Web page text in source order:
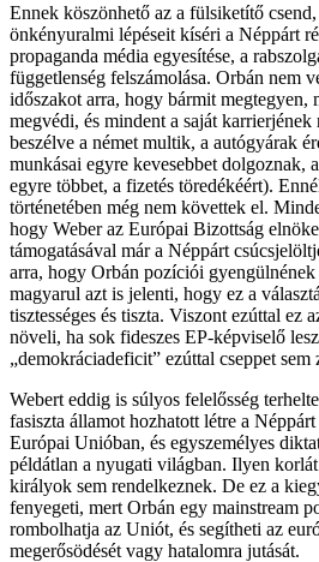
Ennek köszönhető az a fülsiketítő
önkényuralmi lépéseit kíséri a Néppárt
propaganda média egyesítése, a
függetlenség felszámolása. Orbán nem
időszakot arra, hogy bármit megtegyen,
megvédi, és mindent a saját karrierjének
beszélve a német multik, a autógyárak
munkásai egyre kevesebbet dolgoznak,
egyre többet, a fizetés töredékéért).
történetében még nem követtek el.
hogy Weber az Európai Bizottság
támogatásával már a Néppárt
arra, hogy Orbán pozíciói
magyarul azt is jelenti, hogy ez a
tisztességes és tiszta. Viszont ezúttal ez
növeli, ha sok fideszes EP-képviselő
„demokráciadeficit” ezúttal cseppet sem
Webert eddig is súlyos felelősség
fasiszta államot hozhatott létre a
Európai Unióban, és egyszemélyes
példátlan a nyugati világban. Ilyen
királyok sem rendelkeznek. De ez a
fenyegeti, mert Orbán egy mainstream
rombolhatja az Uniót, és segítheti az
megerősödését vagy hatalomra jutását.